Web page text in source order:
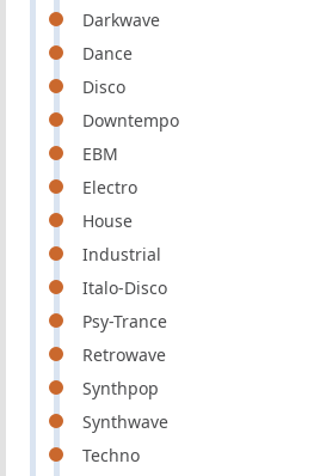
Darkwave
Dance
Disco
Downtempo
EBM
Electro
House
Industrial
Italo-Disco
Psy-Trance
Retrowave
Synthpop
Synthwave
Techno